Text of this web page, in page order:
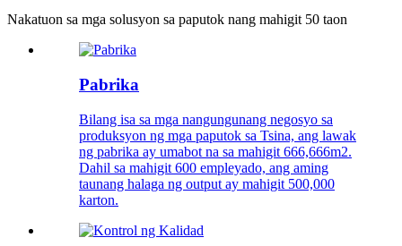
Nakatuon sa mga solusyon sa paputok nang mahigit 50 taon
Pabrika
Bilang isa sa mga nangungunang negosyo sa
produksyon ng mga paputok sa Tsina, ang lawak
ng pabrika ay umabot na sa mahigit 666,666m2.
Dahil sa mahigit 600 empleyado, ang aming
taunang halaga ng output ay mahigit 500,000
karton.